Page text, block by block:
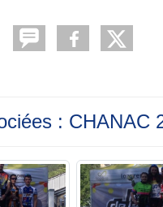
: CHANAC